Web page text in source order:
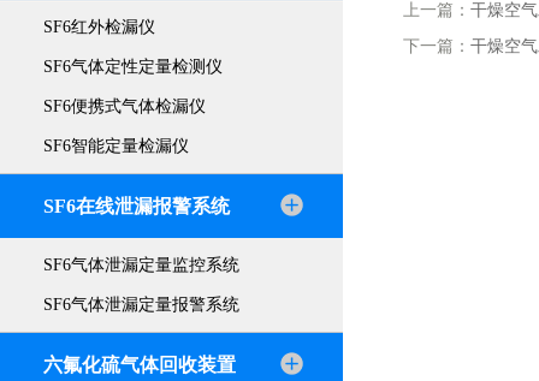
SF6红外检漏仪
SF6气体定性定量检测仪
SF6便携式气体检漏仪
SF6智能定量检漏仪
SF6在线泄漏报警系统
SF6气体泄漏定量监控系统
SF6气体泄漏定量报警系统
六氟化硫气体回收装置
上一篇： 干燥空
下一篇： 干燥空